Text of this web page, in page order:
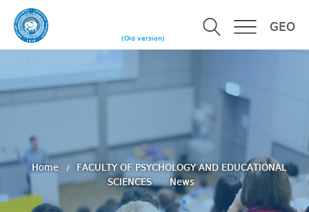
(Old version)
GEO
Home
FACULTY OF PSYCHOLOGY AND EDUCATIONAL
SCIENCES
News